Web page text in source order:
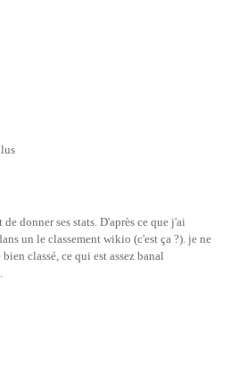
donner ses stats. D'après ce que j'ai
un le classement wikio (c'est ça ?). je ne
classé, ce qui est assez banal